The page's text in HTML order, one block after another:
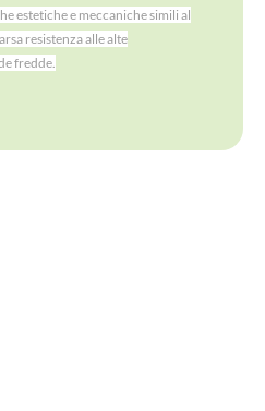
estetiche e meccaniche simili al
resistenza alle alte
fredde.